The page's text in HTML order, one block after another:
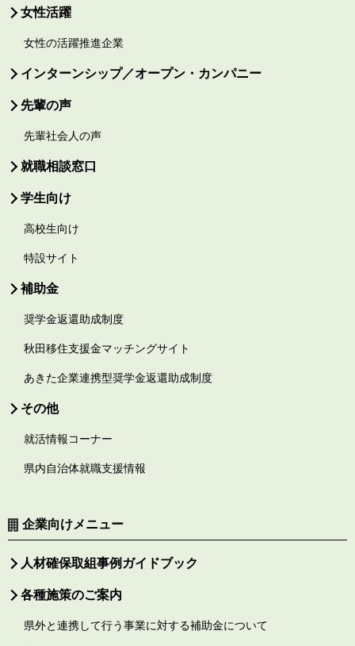
女性活躍
女性の活躍推進企業
インターンシップ／オープン・カンパニー
先輩の声
先輩社会人の声
就職相談窓口
学生向け
高校生向け
特設サイト
補助金
奨学金返還助成制度
秋田移住支援金マッチングサイト
あきた企業連携型奨学金返還助成制度
その他
就活情報コーナー
県内自治体就職支援情報
企業向けメニュー
人材確保取組事例ガイドブック
各種施策のご案内
県外と連携して行う事業に対する補助金について